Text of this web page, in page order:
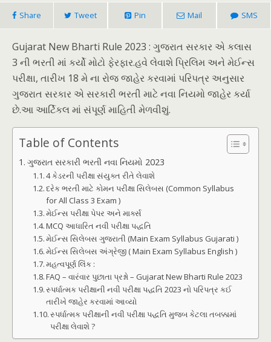
Share Tweet Pin Mail SMS
Gujarat New Bharti Rule 2023 : ગુજરાત સરકાર એ કલાસ
3 ની ભરતી માં કર્યો મોટો ફેરફાર.હવે લેવાશે પ્રિલિમ અને મેઈન્સ
પરીક્ષા, તારીખ 18 મે ના રોજ જાહેર કરવામાં પરિપત્ર અનુસાર
ગુજરાત સરકાર એ સરકારી ભરતી માટે નવા નિયમો જાહેર કર્યા
છે.આ આર્ટિકલ માં સંપૂર્ણ માહિતી મેળવીશું.
Table of Contents
ગુજરાત સરકારી ભરતી નવા નિયમો 2023
4 કેડરની પરીક્ષા સંયુક્ત રીતે લેવાશે
દરેક ભરતી માટે કોમન પરીક્ષા સિલેબસ (Common Syllabus
for All Class 3 Exam )
મેઈન્સ પરીક્ષા પેપર અને માર્ક્સ
MCQ આધારિત નવી પરીક્ષા પદ્ધતિ
મેઈન્સ સિલેબસ ગુજરાતી (Main Exam Syllabus Gujarati )
મેઈન્સ સિલેબસ અંગ્રેજી ( Main Exam Syllabus English )
મહત્વપૂર્ણ લિંક :
FAQ – વારંવાર પુછાતા પ્રશ્નો – Gujarat New Bharti Rule 2023
સ્પર્ધાત્મક પરીક્ષાની નવી પરીક્ષા પદ્ધતિ 2023 નો પરિપત્ર કઈ
તારીખે જાહેર કરવામાં આવ્યો
સ્પર્ધાત્મક પરીક્ષાની નવી પરીક્ષા પદ્ધતિ મુજબ કેટલા તબક્કામાં
પરીક્ષા લેવાશે ?